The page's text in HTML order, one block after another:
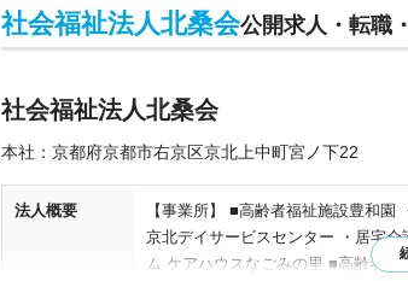
社会福祉法人北桑会公開求人・転職
社会福祉法人北桑会
本社：京都府京都市右京区京北上中町宮ノ下22
法人概要
【事業所】 ■高齢者福祉施設豊和
京北デイサービスセンター ・居宅
ム ケアハウスなごみの里 ■高齢者